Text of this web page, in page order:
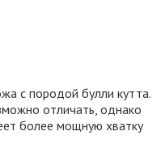
с породой булли кутта.
отличать, однако
более мощную хватку